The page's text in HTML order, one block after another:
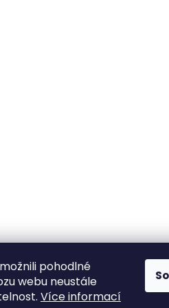
pohodlné
webu neustále
Více informací